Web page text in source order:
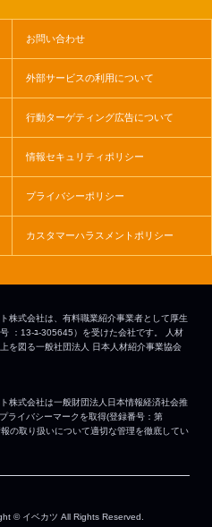
お問い合わせ
外部サービスの利用について
行動ターゲティング広告について
情報セキュリティポリシー
プライバシーポリシー
カスタマーハラスメントポリシー